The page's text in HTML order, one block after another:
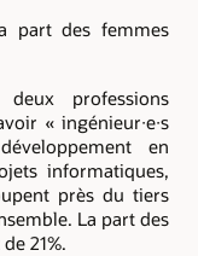
part des femmes
professions
« ingénieur∙e∙s
en
informatiques,
près du tiers
La part des
21%.